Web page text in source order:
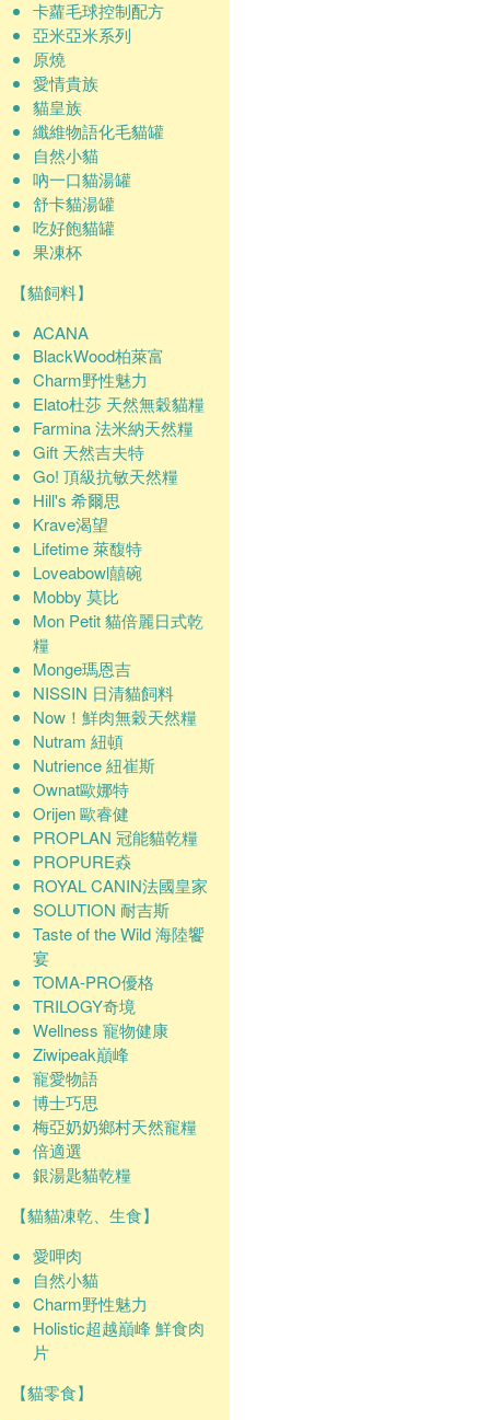
卡蘿毛球控制配方
亞米亞米系列
原燒
愛情貴族
貓皇族
纖維物語化毛貓罐
自然小貓
吶一口貓湯罐
舒卡貓湯罐
吃好飽貓罐
果凍杯
【貓飼料】
ACANA
BlackWood柏萊富
Charm野性魅力
Elato杜莎 天然無穀貓糧
Farmina 法米納天然糧
Gift 天然吉夫特
Go! 頂級抗敏天然糧
Hill's 希爾思
Krave渴望
Lifetime 萊馥特
Loveabowl囍碗
Mobby 莫比
Mon Petit 貓倍麗日式乾
糧
Monge瑪恩吉
NISSIN 日清貓飼料
Now！鮮肉無穀天然糧
Nutram 紐頓
Nutrience 紐崔斯
Ownat歐娜特
Orijen 歐睿健
PROPLAN 冠能貓乾糧
PROPURE猋
ROYAL CANIN法國皇家
SOLUTION 耐吉斯
Taste of the Wild 海陸饗
宴
TOMA-PRO優格
TRILOGY奇境
Wellness 寵物健康
Ziwipeak巔峰
寵愛物語
博士巧思
梅亞奶奶鄉村天然寵糧
倍適選
銀湯匙貓乾糧
【貓貓凍乾、生食】
愛呷肉
自然小貓
Charm野性魅力
Holistic超越巔峰 鮮食肉
片
【貓零食】